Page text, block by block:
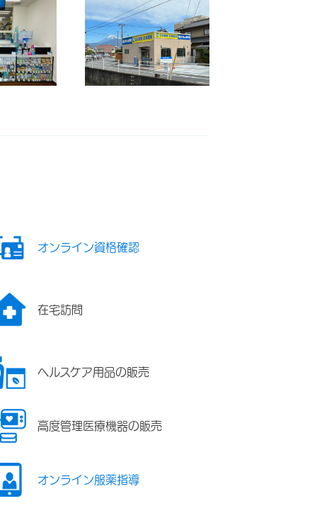
オンライン資格確認
在宅訪問
ヘルスケア用品の販売
高度管理医療機器の販売
オンライン服薬指導